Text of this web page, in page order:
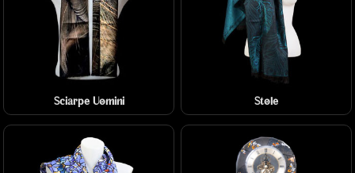
Sciarpe Uomini Stole